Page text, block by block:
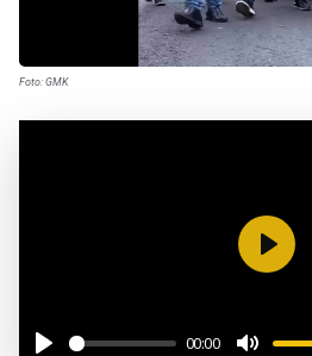
Foto: GMK
00:00